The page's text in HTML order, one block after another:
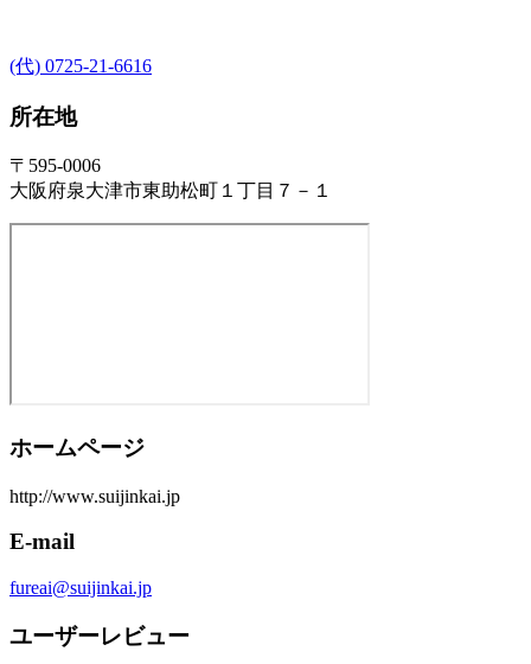
(代) 0725-21-6616
所在地
〒595-0006
大阪府泉大津市東助松町１丁目７－１
ホームページ
http://www.suijinkai.jp
E-mail
fureai@suijinkai.jp
ユーザーレビュー